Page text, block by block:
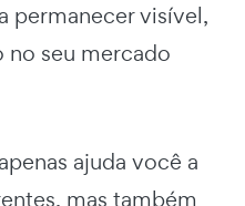
permanecer visível,
seu mercado
ajuda você a
mas também